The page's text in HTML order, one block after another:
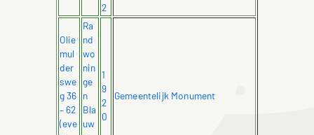
2
Olie
mul
der
swe
g 36
– 62
(eve
Ra
nd
wo
nin
ge
n
Bla
uw
1
9
2
0
Gemeentelijk Monument